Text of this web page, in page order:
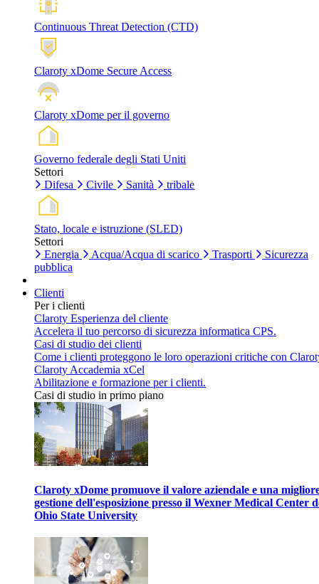
Continuous Threat Detection (CTD)
Claroty xDome Secure Access
Claroty xDome per il governo
Governo federale degli Stati Uniti
Settori
Difesa
Civile Sanità tribale
Stato, locale e istruzione (SLED)
Settori
Energia
Acqua/Acqua di scarico Trasporti
Sicurezza
pubblica
Clienti
Per i clienti
Claroty Esperienza del cliente
Accelera il tuo percorso di sicurezza informatica CPS.
Casi di studio dei clienti
Come i clienti proteggono le loro operazioni critiche con
Claroty Accademia xCel
Abilitazione e formazione per i clienti.
Casi di studio in primo piano
Claroty xDome promuove il valore aziendale e una
gestione dell'esposizione presso il Wexner Medical Center
Ohio State University